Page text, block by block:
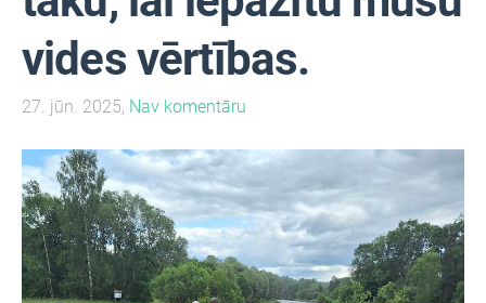
vides vērtības.
27. jūn. 2025, Nav komentāru